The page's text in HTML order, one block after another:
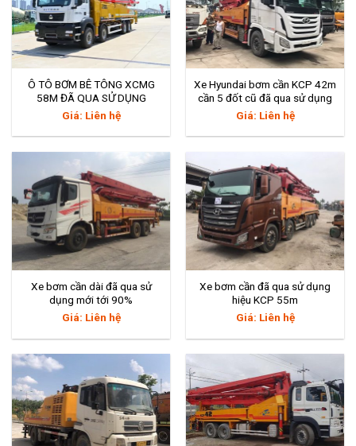
Ô TÔ BƠM BÊ TÔNG XCMG
58M ĐÃ QUA SỬ DỤNG
Giá: Liên hệ
Xe Hyundai bơm cần KCP 42m
cần 5 đốt cũ đã qua sử dụng
Giá: Liên hệ
Xe bơm cần dài đã qua sử
dụng mới tới 90%
Giá: Liên hệ
Xe bơm cần đã qua sử dụng
hiệu KCP 55m
Giá: Liên hệ